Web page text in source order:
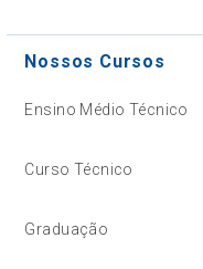
Nossos Cursos
Ensino Médio Técnico
Curso Técnico
Graduação